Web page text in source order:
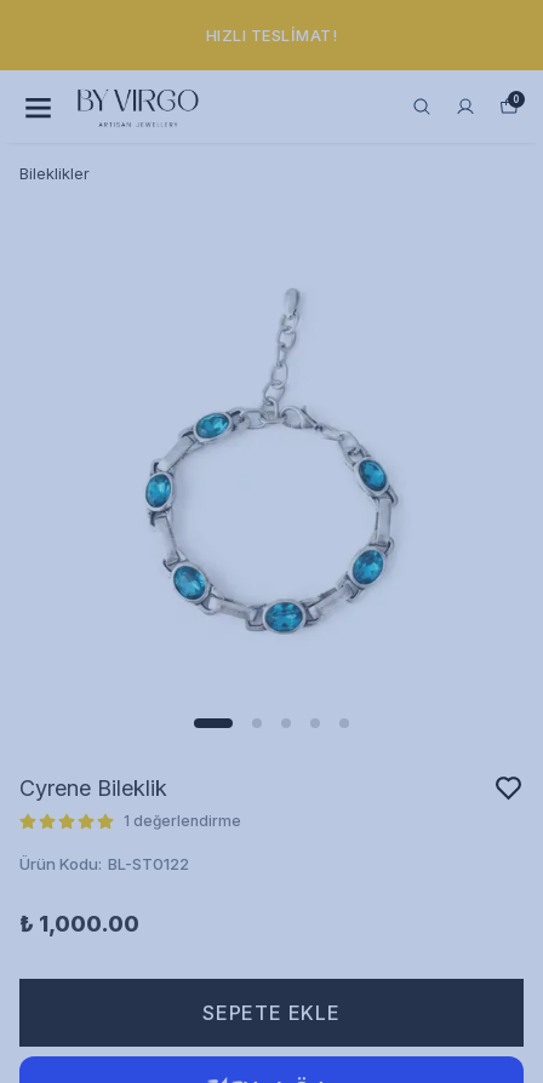
HIZLI TESLIMAT!
0
Bileklikler
Cyrene Bileklik
1 değerlendirme
Ürün Kodu: BL-ST0122
₺ 1,000.00
SEPETE EKLE